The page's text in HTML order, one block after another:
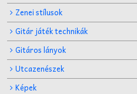
Zenei stílusok
Gitár játék technikák
Gitáros lányok
Utcazenészek
Képek